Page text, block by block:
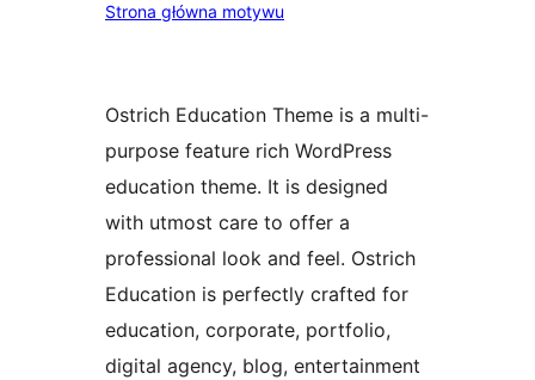
Strona główna motywu
Ostrich Education Theme is a multi-
purpose feature rich WordPress
education theme. It is designed
with utmost care to offer a
professional look and feel. Ostrich
Education is perfectly crafted for
education, corporate, portfolio,
digital agency, blog, entertainment